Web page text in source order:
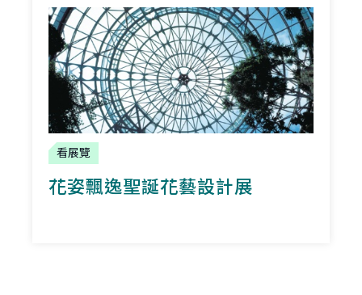
看展覽
花姿飄逸聖誕花藝設計展